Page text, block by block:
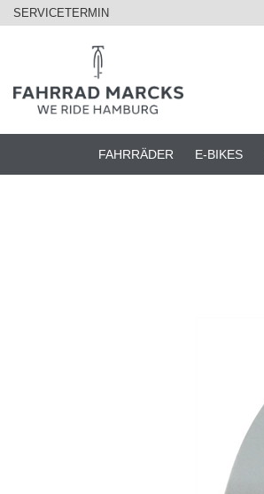
SERVICETERMIN
FAHRRÄDER E-BIKES